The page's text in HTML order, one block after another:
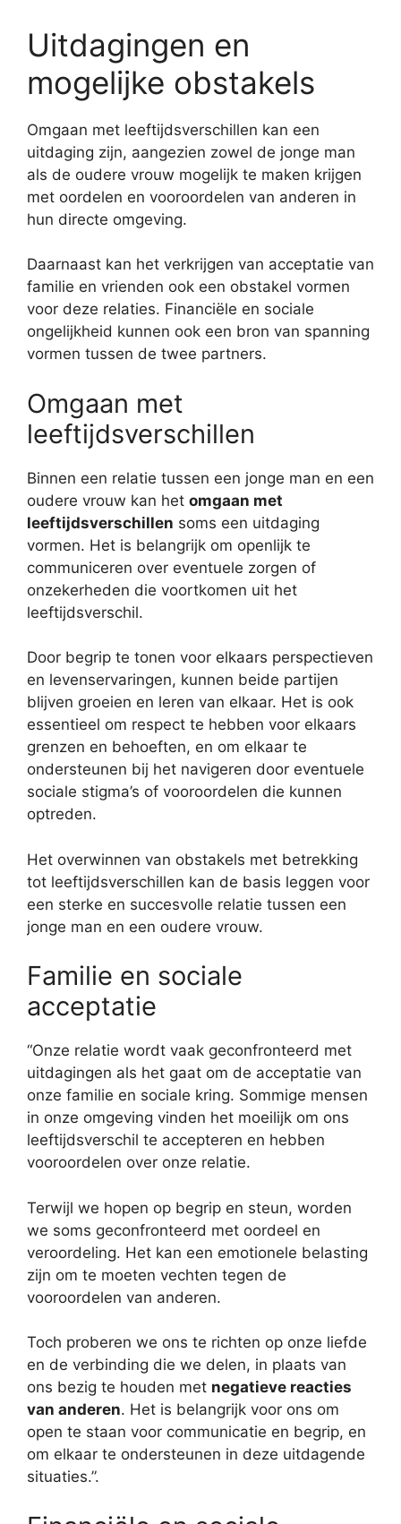
Uitdagingen en
mogelijke obstakels
Omgaan met leeftijdsverschillen kan een
uitdaging zijn, aangezien zowel de jonge man
als de oudere vrouw mogelijk te maken krijgen
met oordelen en vooroordelen van anderen in
hun directe omgeving.
Daarnaast kan het verkrijgen van acceptatie van
familie en vrienden ook een obstakel vormen
voor deze relaties. Financiële en sociale
ongelijkheid kunnen ook een bron van spanning
vormen tussen de twee partners.
Omgaan met
leeftijdsverschillen
Binnen een relatie tussen een jonge man en een
oudere vrouw kan het omgaan met
leeftijdsverschillen soms een uitdaging
vormen. Het is belangrijk om openlijk te
communiceren over eventuele zorgen of
onzekerheden die voortkomen uit het
leeftijdsverschil.
Door begrip te tonen voor elkaars perspectieven
en levenservaringen, kunnen beide partijen
blijven groeien en leren van elkaar. Het is ook
essentieel om respect te hebben voor elkaars
grenzen en behoeften, en om elkaar te
ondersteunen bij het navigeren door eventuele
sociale stigma’s of vooroordelen die kunnen
optreden.
Het overwinnen van obstakels met betrekking
tot leeftijdsverschillen kan de basis leggen voor
een sterke en succesvolle relatie tussen een
jonge man en een oudere vrouw.
Familie en sociale
acceptatie
“Onze relatie wordt vaak geconfronteerd met
uitdagingen als het gaat om de acceptatie van
onze familie en sociale kring. Sommige mensen
in onze omgeving vinden het moeilijk om ons
leeftijdsverschil te accepteren en hebben
vooroordelen over onze relatie.
Terwijl we hopen op begrip en steun, worden
we soms geconfronteerd met oordeel en
veroordeling. Het kan een emotionele belasting
zijn om te moeten vechten tegen de
vooroordelen van anderen.
Toch proberen we ons te richten op onze liefde
en de verbinding die we delen, in plaats van
ons bezig te houden met negatieve reacties
van anderen. Het is belangrijk voor ons om
open te staan voor communicatie en begrip, en
om elkaar te ondersteunen in deze uitdagende
situaties.”.